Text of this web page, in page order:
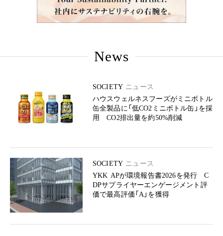
News
SOCIETY ニュース
ハウスウェルネスフーズがミニボトル
缶全製品に「低CO2ミニボトル缶」を採
用 CO2排出量を約50%削減
SOCIETY ニュース
YKK APが環境報告書2026を発行 C
DPサプライヤーエンゲージメント評
価で最高評価「A」を獲得